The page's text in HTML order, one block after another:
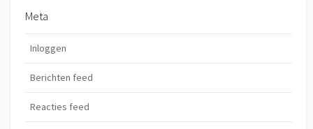
Meta
Inloggen
Berichten feed
Reacties feed